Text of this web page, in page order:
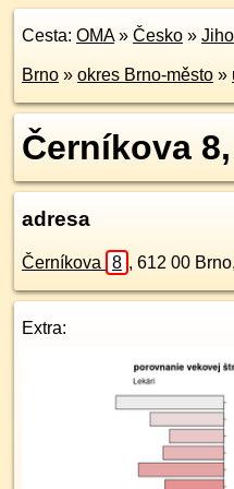
Cesta: OMA» Česko »
Brno » okres Brno-město »
Černíkova
adresa
Černíkova 8 , 612 00
Extra: